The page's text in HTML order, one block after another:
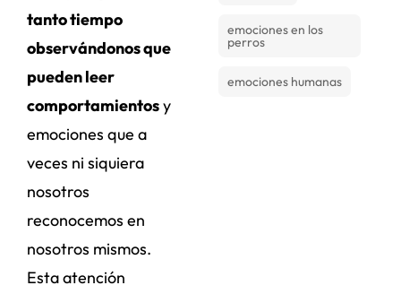
tanto tiempo
observándonos que
pueden leer
comportamientosy
emociones que a
veces ni siquiera
nosotros
reconocemos en
nosotros mismos.
Esta atención
emociones en los
perros
emociones humanas